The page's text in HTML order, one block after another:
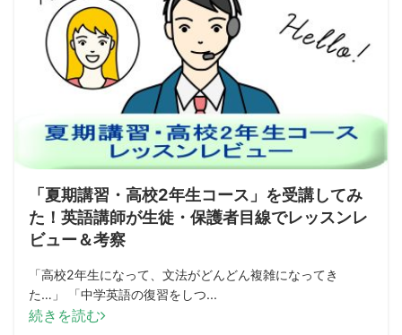
「夏期講習・高校2年生コース」を受講してみ
た！英語講師が生徒・保護者目線でレッスンレ
ビュー＆考察
「高校2年生になって、文法がどんどん複雑になってき
た…」 「中学英語の復習をしつ...
続きを読む